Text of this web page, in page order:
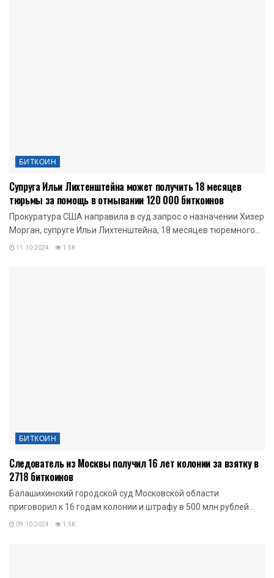
БИТКОИН
Супруга Ильи Лихтенштейна может получить 18 месяцев
тюрьмы за помощь в отмывании 120 000 биткоинов
Прокуратура США направила в суд запрос о назначении Хизер
Морган, супруге Ильи Лихтенштейна, 18 месяцев тюремного...
11.10.2024 1.5K
БИТКОИН
Следователь из Москвы получил 16 лет колонии за взятку в
2718 биткоинов
Балашихинский городской суд Московской области
приговорил к 16 годам колонии и штрафу в 500 млн рублей...
09.10.2024 1.5K